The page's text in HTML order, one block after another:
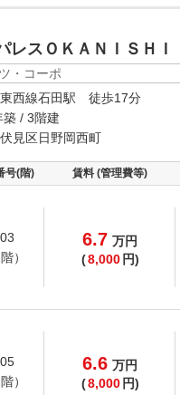
レスＯＫＡＮＩＳＨＩ
・コーポ
西線石田駅 徒歩17分
築 / 3階建
見区日野岡西町
号(階) 賃料 (管理費等)
）
6.7 万円
(8,000 円)
）
6.6 万円
(8,000 円)